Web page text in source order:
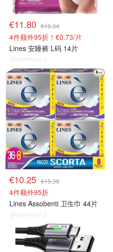
€11.80 €16.34
4件额外95折！€0.73/片
Lines 安睡裤 L码 14片
@dealmoon.it
€10.25 €15.39
4件额外95折
Lines Assobenti 卫生巾 44片
@dealmoon.it